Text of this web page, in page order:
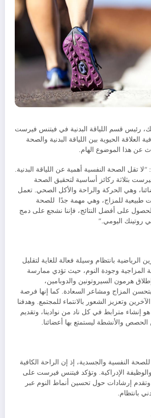
رئيس قسم اللياقة البدنية في فيتنس فيرست
العلاقة الحيوية بين اللياقة البدنية والصحة
عن هذا الموضوع الهام.
تقل الصحة النفسية أهمية عن اللياقة البدنية.
بثلاثة ركائز أساسية لتحقيق الصحة
وهي الحركة والراحة والأكل الصحي. تعمل
طبيعية للمزاج، وهي مهمة جدًا للصحة
على أفضل النتائج، فإننا نشجع على دمج
روتينك اليومي.”
الرياضية بانتظام وسيلة فعالة للغاية لتقليل
المزاجية وجودة النوم، حيث تؤدي ممارسة
هرمون السيروتونين والدوبامين،
المزاج ومشاعر السعادة. كما إنها فرصة
وتعزيز الشعور بالانتماء للمجتمع. وهدفنا
مترابط في كل ناد من نوادينا، وتقديم
والأنشطة ليستمتع بها أعضائنا.
النفسية والجسدية، إذ إن الراحة الكافية
الإدراكية. وتؤكد فيتنس فيرست على
إرشادات حول تحسين أنماط النوم عبر
بانتظام.